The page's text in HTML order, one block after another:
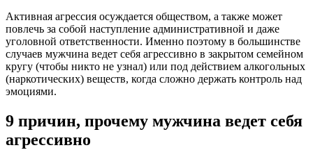
Активная агрессия осуждается обществом, а также может
повлечь за собой наступление административной и даже
уголовной ответственности. Именно поэтому в большинстве
случаев мужчина ведет себя агрессивно в закрытом семейном
кругу (чтобы никто не узнал) или под действием алкогольных
(наркотических) веществ, когда сложно держать контроль над
эмоциями.
9 причин, прочему мужчина ведет себя
агрессивно